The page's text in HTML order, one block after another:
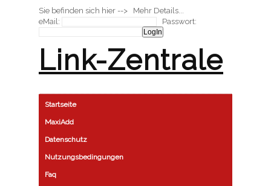
Sie befinden sich hier --> Mehr Details...
eMail:
Passwort:
Link-Zentrale
Startseite
MaxiAdd
Datenschutz
Nutzungsbedingungen
Faq